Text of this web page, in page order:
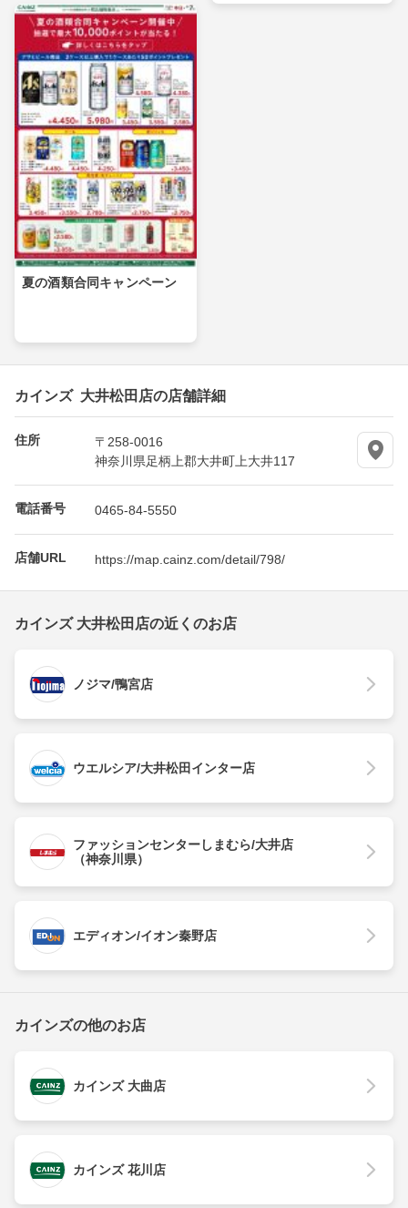
夏の酒類合同キャンペーン
カインズ 大井松田店の店舗詳細
住所
〒258-0016
神奈川県足柄上郡大井町上大井117
電話番号 0465-84-5550
店舗URL https://map.cainz.com/detail/798/
カインズ 大井松田店の近くのお店
ノジマ/鴨宮店
ウエルシア/大井松田インター店
ファッションセンターしまむら/大井店
（神奈川県）
エディオン/イオン秦野店
カインズの他のお店
カインズ 大曲店
カインズ 花川店